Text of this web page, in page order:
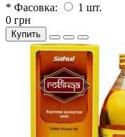
* Фасовка:
1 шт.
0 грн
Купить